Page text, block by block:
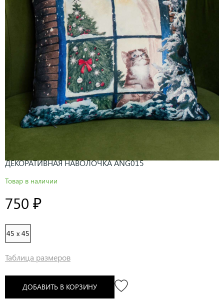
ДЕКОРАТИВНАЯ НАВОЛОЧКА ANG015
Товар в наличии
750 ₽
45 x 45
Таблица размеров
ДОБАВИТЬ В КОРЗИНУ